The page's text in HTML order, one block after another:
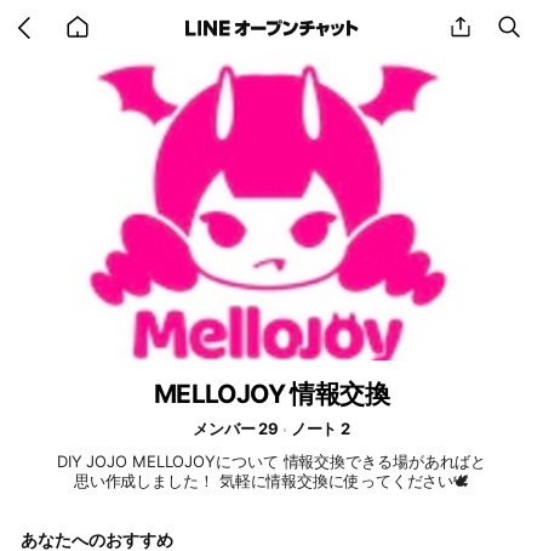
back
home
share
MELLOJOY 情報交換
メンバー 29
ノート 2
DIY JOJO MELLOJOYについて 情報交換できる場があればと
思い作成しました！ 気軽に情報交換に使ってください🕊️
あなたへのおすすめ